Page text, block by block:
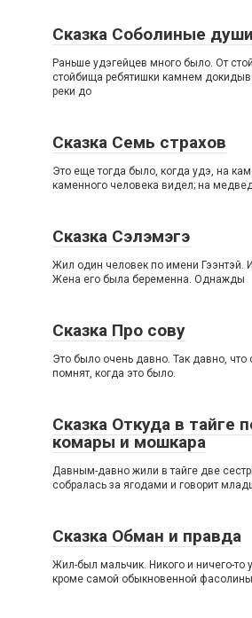
Сказка Соболиные души
Раньше удэгейцев много было. От
стойбища ребятишки камнем
реки до
Сказка Семь страхов
Это еще тогда было, когда удэ, на
каменного человека видел; на
Сказка Сэлэмэгэ
Жил один человек по имени Гээнтэй.
Жена его была беременна. Однажды
Сказка Про сову
Это было очень давно. Так давно, что
помнят, когда это было.
Сказка Откуда в тайге
комары и мошкара
Давным-давно жили в тайге две
собралась за ягодами и говорит
Сказка Обман и правда
Жил-был мальчик. Никого и ничего-то
кроме самой обыкновенной